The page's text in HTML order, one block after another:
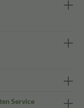
Service